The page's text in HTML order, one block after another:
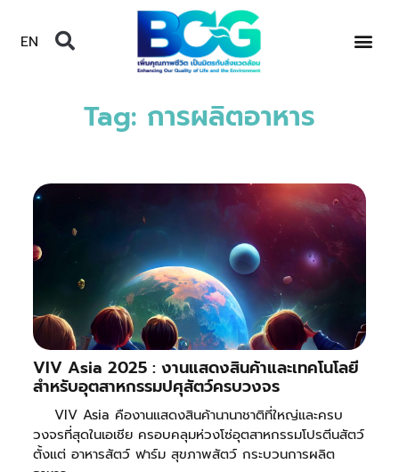
EN
Tag: การผลิตอาหาร
VIV Asia 2025 : งานแสดงสินค้าและเทคโนโลยี
สำหรับอุตสาหกรรมปศุสัตว์ครบวงจร
VIV Asia คืองานแสดงสินค้านานาชาติที่ใหญ่และครบ
วงจรที่สุดในเอเชีย ครอบคลุมห่วงโซ่อุตสาหกรรมโปรตีนสัตว์
ตั้งแต่ อาหารสัตว์ ฟาร์ม สุขภาพสัตว์ กระบวนการผลิต